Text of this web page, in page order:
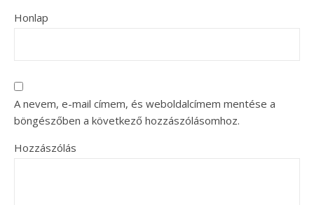
Honlap
A nevem, e-mail címem, és weboldalcímem mentése a
böngészőben a következő hozzászólásomhoz.
Hozzászólás